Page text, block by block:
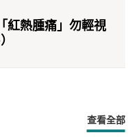
紅熱腫痛」勿輕視
查看全部